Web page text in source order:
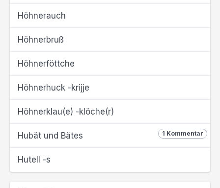
Höhnerauch
Höhnerbruß
Höhnerföttche
Höhnerhuck -krijje
Höhnerklau(e) -klöche(r)
1 Kommentar
Hubät und Bätes
Hutell -s